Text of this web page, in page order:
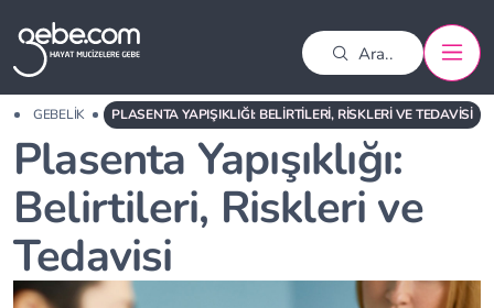
GEBELIK PLASENTA YAPIŞIKLIĞI: BELIRTILERI, RISKLERI VE TEDAVISI
Plasenta Yapışıklığı:
Belirtileri, Riskleri ve
Tedavisi